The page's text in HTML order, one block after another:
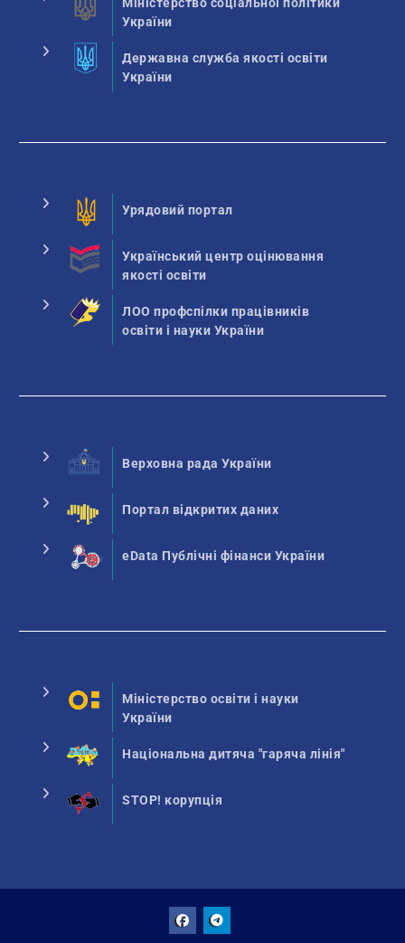
України
Державна служба якості освіти
України
Урядовий портал
Український центр оцінювання
якості освіти
ЛОО профспілки працівників
освіти і науки України
Верховна рада України
Портал відкритих даних
eData Публічні фінанси України
Міністерство освіти і науки
України
Національна дитяча "гаряча лінія"
STOP! корупція